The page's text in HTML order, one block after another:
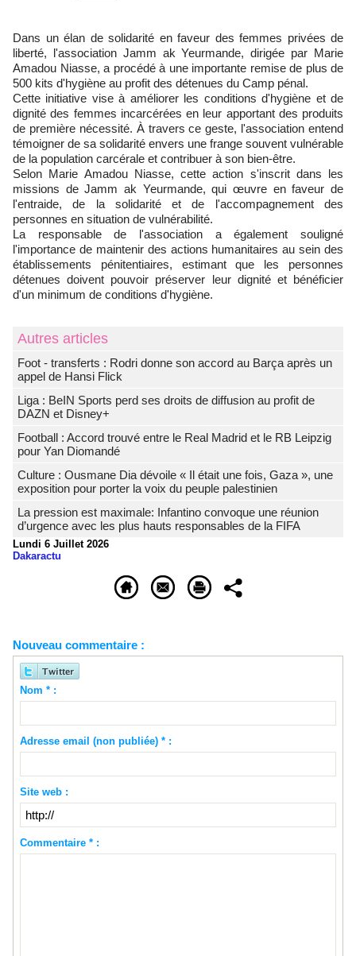
Dans un élan de solidarité en faveur des femmes privées de
liberté, l'association Jamm ak Yeurmande, dirigée par Marie
Amadou Niasse, a procédé à une importante remise de plus de
500 kits d'hygiène au profit des détenues du Camp pénal.
Cette initiative vise à améliorer les conditions d'hygiène et de
dignité des femmes incarcérées en leur apportant des produits
de première nécessité. À travers ce geste, l'association entend
témoigner de sa solidarité envers une frange souvent vulnérable
de la population carcérale et contribuer à son bien-être.
Selon Marie Amadou Niasse, cette action s'inscrit dans les
missions de Jamm ak Yeurmande, qui œuvre en faveur de
l'entraide, de la solidarité et de l'accompagnement des
personnes en situation de vulnérabilité.
La responsable de l'association a également souligné
l'importance de maintenir des actions humanitaires au sein des
établissements pénitentiaires, estimant que les personnes
détenues doivent pouvoir préserver leur dignité et bénéficier
d'un minimum de conditions d'hygiène.
Autres articles
Foot - transferts : Rodri donne son accord au Barça après un
appel de Hansi Flick
Liga : BeIN Sports perd ses droits de diffusion au profit de
DAZN et Disney+
Football : Accord trouvé entre le Real Madrid et le RB Leipzig
pour Yan Diomandé
Culture : Ousmane Dia dévoile « Il était une fois, Gaza », une
exposition pour porter la voix du peuple palestinien
La pression est maximale: Infantino convoque une réunion
d’urgence avec les plus hauts responsables de la FIFA
Lundi 6 Juillet 2026
Dakaractu
Nouveau commentaire :
Nom * :
Adresse email (non publiée) * :
Site web :
Commentaire * :